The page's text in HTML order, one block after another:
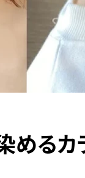
めるカ